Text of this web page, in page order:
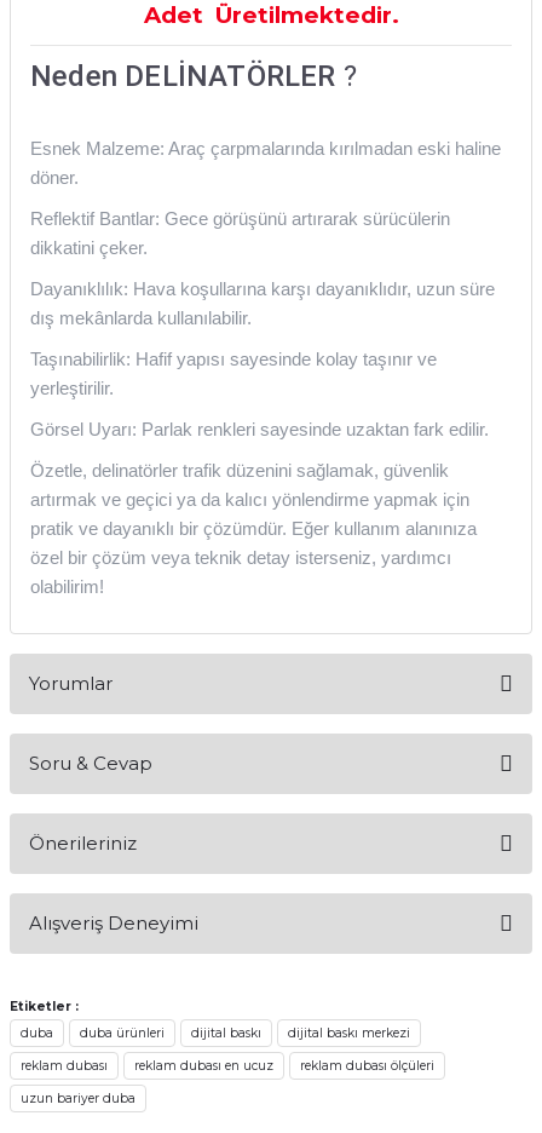
Adet Üretilmektedir.
Neden DELİNATÖRLER ?
Esnek Malzeme: Araç çarpmalarında kırılmadan eski haline
döner.
Reflektif Bantlar: Gece görüşünü artırarak sürücülerin
dikkatini çeker.
Dayanıklılık: Hava koşullarına karşı dayanıklıdır, uzun süre
dış mekânlarda kullanılabilir.
Taşınabilirlik: Hafif yapısı sayesinde kolay taşınır ve
yerleştirilir.
Görsel Uyarı: Parlak renkleri sayesinde uzaktan fark edilir.
Özetle, delinatörler trafik düzenini sağlamak, güvenlik
artırmak ve geçici ya da kalıcı yönlendirme yapmak için
pratik ve dayanıklı bir çözümdür. Eğer kullanım alanınıza
özel bir çözüm veya teknik detay isterseniz, yardımcı
olabilirim!
Yorumlar
Soru & Cevap
Önerileriniz
konularda yetersiz gördüğünüz noktaları öneri formunu
kullanarak tarafımıza iletebilirsiniz.
Ürün resmi kalitesiz, bozuk veya görüntülenemiyor.
Ürün açıklamasında eksik bilgiler bulunuyor.
Ürün bilgilerinde hatalar bulunuyor.
Alışveriş Deneyimi
Sitemize ilk yorumu siz yapın!
Etiketler :
duba
duba ürünleri dijital baskı dijital baskı merkezi
reklam dubası reklam dubası en ucuz reklam dubası ölçüleri
uzun bariyer duba